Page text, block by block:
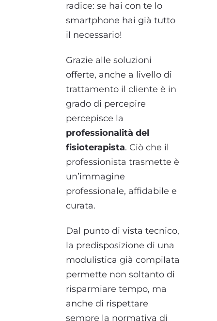
radice: se hai con te lo
smartphone hai già tutto
il necessario!
Grazie alle soluzioni
offerte, anche a livello di
trattamento il cliente è in
grado di percepire
percepisce la
professionalità del
fisioterapista. Ciò che il
professionista trasmette è
un’immagine
professionale, affidabile e
curata.
Dal punto di vista tecnico,
la predisposizione di una
modulistica già compilata
permette non soltanto di
risparmiare tempo, ma
anche di rispettare
sempre la normativa di